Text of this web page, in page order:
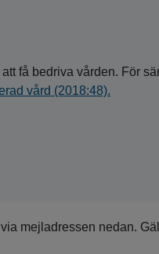
få bedriva vården. För
vård (2018:48).
mejladressen nedan.